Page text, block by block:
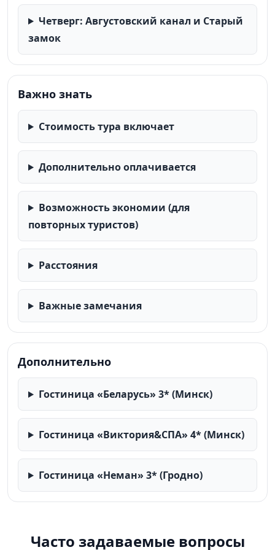
присоединяйтесь!
Четверг: Августовский канал и Старый
замок
Важно знать
Стоимость тура включает
Дополнительно оплачивается
Возможность экономии (для
повторных туристов)
Расстояния
Важные замечания
Дополнительно
Гостиница «Беларусь» 3* (Минск)
Гостиница «Виктория&СПА» 4* (Минск)
Гостиница «Неман» 3* (Гродно)
Часто задаваемые вопросы